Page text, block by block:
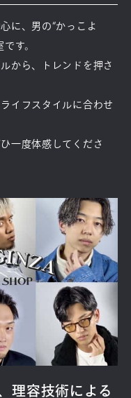
に、男の“かっこよ
す。
から、トレンドを押さ
イフスタイルに合わせ
一度体感してくださ
理容技術による